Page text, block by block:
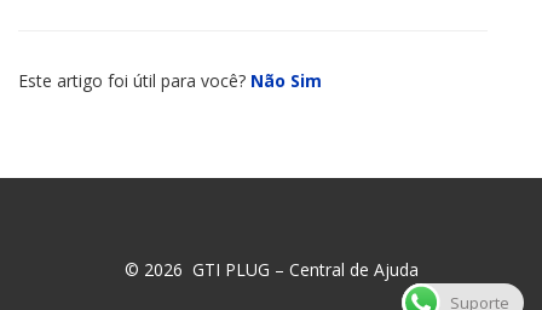
Este artigo foi útil para você? Não Sim
© 2026 GTI PLUG – Central de Ajuda
Suporte